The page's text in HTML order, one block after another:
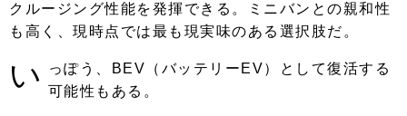
クルージング性能を発揮できる。ミニバンとの親和性
も高く、現時点では最も現実味のある選択肢だ。
い
っぽう、BEV（バッテリーEV）として復活する
可能性もある。